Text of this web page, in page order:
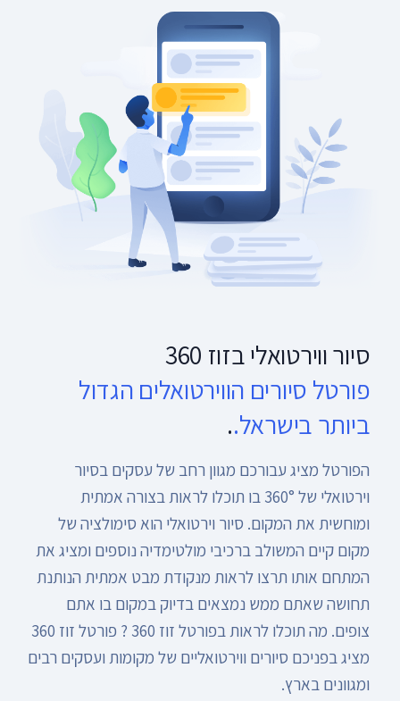
סיור ווירטואלי בזוז 360
פורטל סיורים הווירטואלים הגדול
ביותר בישראל..
הפורטל מציג עבורכם מגוון רחב של עסקים בסיור
וירטואלי של 360° בו תוכלו לראות בצורה אמתית
ומוחשית את המקום. סיור וירטואלי הוא סימולציה של
מקום קיים המשולב ברכיבי מולטימדיה נוספים ומציג את
המתחם אותו תרצו לראות מנקודת מבט אמתית הנותנת
תחושה שאתם ממש נמצאים בדיוק במקום בו אתם
צופים. מה תוכלו לראות בפורטל זוז 360 ? פורטל זוז 360
מציג בפניכם סיורים ווירטואליים של מקומות ועסקים רבים
ומגוונים בארץ.